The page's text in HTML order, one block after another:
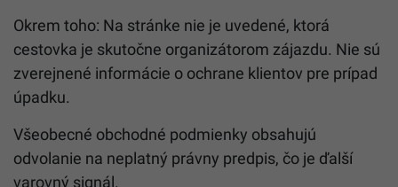
Okrem toho: Na stránke nie je uvedené, ktorá
cestovka je skutočne organizátorom zájazdu. Nie sú
zverejnené informácie o ochrane klientov pre prípad
úpadku.
Všeobecné obchodné podmienky obsahujú
odvolanie na neplatný právny predpis, čo je ďalší
varovný signál.